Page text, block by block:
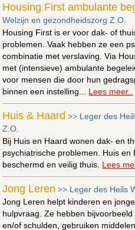
Housing First ambulante
Welzijn en gezondheidszorg Z.O.
Housing First is er voor dak- of
problemen. Vaak hebben ze een
combinatie met verslaving. Via
met (intensieve) ambulante
voor mensen die door hun
binnen een instelling... Lees meer..
Huis & Haard >> Leger des
Z.O.
Bij Huis en Haard wonen dak- en
psychiatrische problemen. Huis en
beschermd en veilig thuis. Lees
Jong Leren >> Leger des Heils
Jong Leren helpt kinderen en
hulpvraag. Ze hebben
en/of schulden, gebruiken